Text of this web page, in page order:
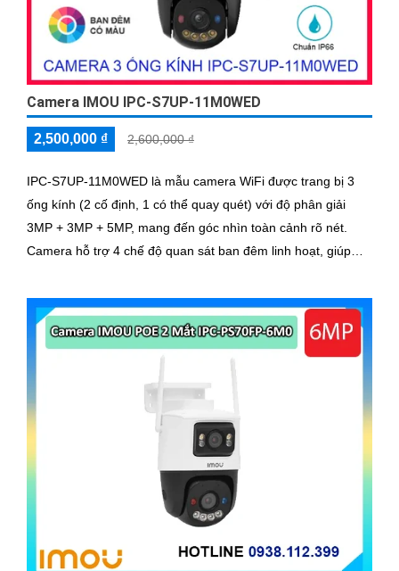
Camera IMOU IPC-S7UP-11M0WED
2,500,000 ₫ 2,600,000 ₫
IPC-S7UP-11M0WED là mẫu camera WiFi được trang bị 3
ống kính (2 cố định, 1 có thể quay quét) với độ phân giải
3MP + 3MP + 5MP, mang đến góc nhìn toàn cảnh rõ nét.
Camera hỗ trợ 4 chế độ quan sát ban đêm linh hoạt, giúp